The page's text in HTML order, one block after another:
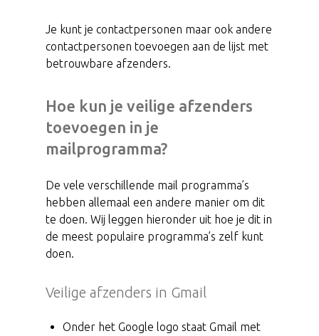
Je kunt je contactpersonen maar ook andere
contactpersonen toevoegen aan de lijst met
betrouwbare afzenders.
Hoe kun je veilige afzenders
toevoegen in je
mailprogramma?
De vele verschillende mail programma’s
hebben allemaal een andere manier om dit
te doen. Wij leggen hieronder uit hoe je dit in
de meest populaire programma’s zelf kunt
doen.
Veilige afzenders in Gmail
Onder het Google logo staat Gmail met